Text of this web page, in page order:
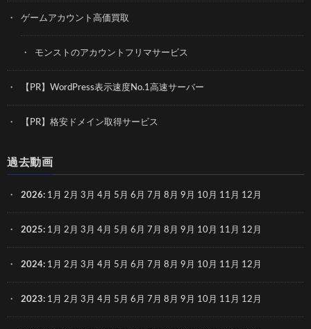
ゲームアカウント高価買取
モンストのアカウントフリマサービス
【PR】WordPress表示速度No.1高速サーバー
【PR】格安ドメイン取得サービス
過去動画
2026: 1月 2月 3月 4月 5月 6月 7月 8月 9月 10月 11月 12月
2025: 1月 2月 3月 4月 5月 6月 7月 8月 9月 10月 11月 12月
2024: 1月 2月 3月 4月 5月 6月 7月 8月 9月 10月 11月 12月
2023: 1月 2月 3月 4月 5月 6月 7月 8月 9月 10月 11月 12月